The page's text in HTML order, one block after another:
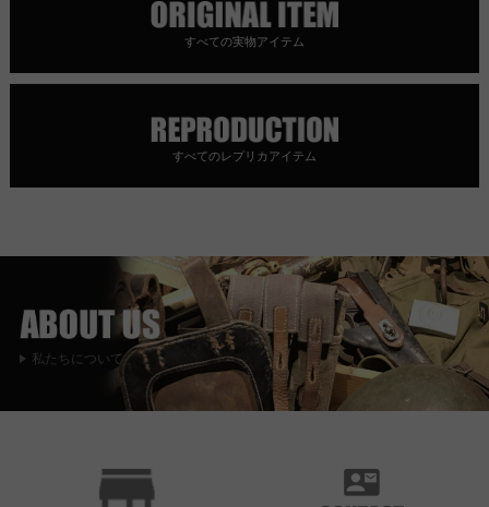
すべての実物アイテム
すべてのレプリカアイテム
私たちについて